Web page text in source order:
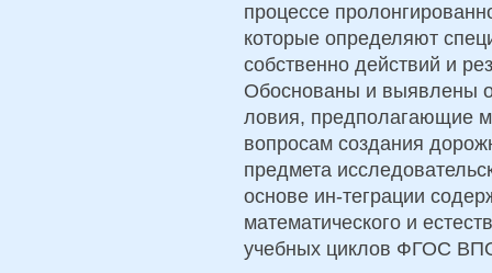
процессе
которые определяют
собственно действий и
Обоснованы и выявлены
ловия, предполагающие
вопросам создания
предмета
основе ин-теграции
математического и
учебных циклов ФГОС